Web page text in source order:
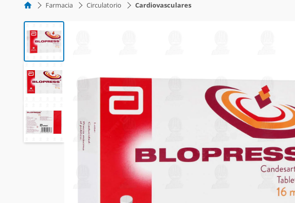
Farmacia Circulatorio Cardiovasculares